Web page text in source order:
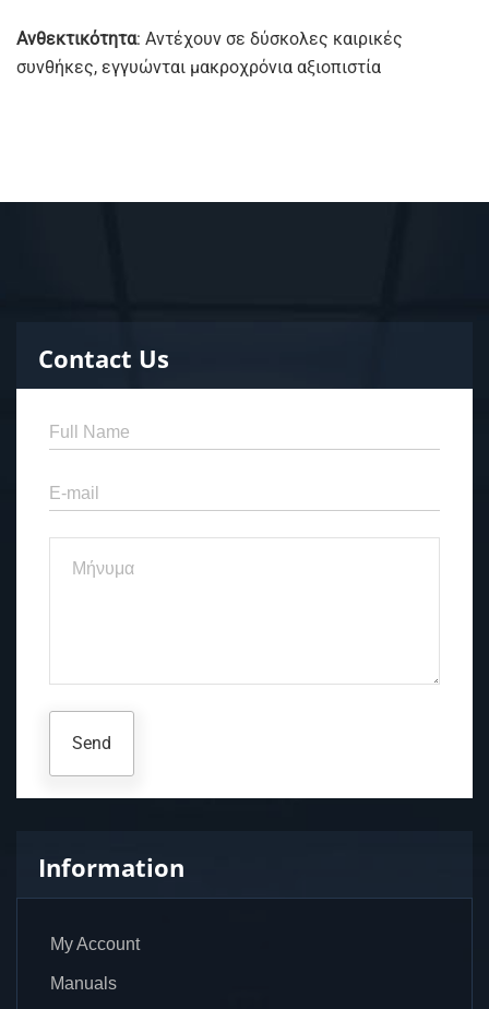
Ανθεκτικότητα: Αντέχουν σε δύσκολες καιρικές
συνθήκες, εγγυώνται μακροχρόνια αξιοπιστία
Information
My Account
Manuals
Contact Us